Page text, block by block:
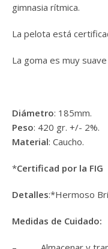
gimnasia rítmica.
La pelota está
La goma es muy
Diámetro: 185mm.
Peso: 420 gr. +/- 2%.
Material: Caucho.
*Certificad por la FIG
Detalles:*Hermoso
Medidas de Cuidado: